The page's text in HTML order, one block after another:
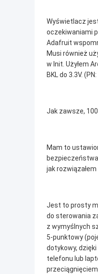
Wyświetlacz
oczekiwaniami
Adafruit
Musi również
w Init. Użyłem
BKL do 3.3V.
Jak zawsze,
Mam to
jak
Jest to prosty
do sterowania
z wymyślnych
5-punktowy
dotykowy, dzięki
telefonu lub